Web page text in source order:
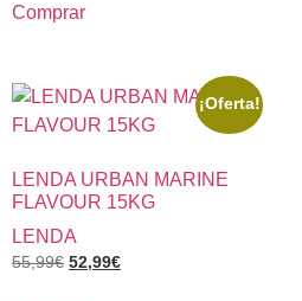
Comprar
¡Oferta!
LENDA URBAN MARINE
FLAVOUR 15KG
LENDA
55,99€ 52,99€